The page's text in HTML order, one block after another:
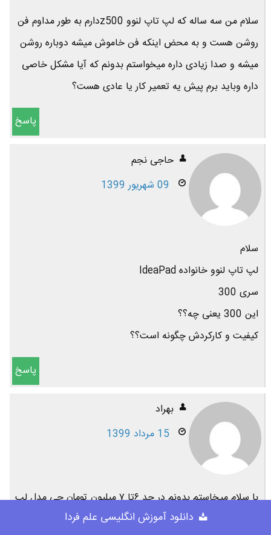
سلام من سه ساله که لپ تاپ لنوو z500دارم به طور مداوم فن
روشن هست و به محض اینکه فن خاموش میشه دوباره روشن
میشه و صدا زیادی داره میخواستم بدونم که آیا مشکل خاصی
داره وباید برم پیش یه تعمیر کار یا عادی هست؟
پاسخ
حاجی نجم
09 شهریور 1399
سلام
لپ تاپ لنوو خانواده IdeaPad
سری 300
این 300 یعنی چه؟؟
کیفیت و کارکردش چگونه است؟؟
پاسخ
بهراد
15 مرداد 1399
با سلام.میخاستم بدونم در حد ۶تا ۷ میلیون تومان چی مدل لب
دانلود آموزش انگلیسی علم فردا